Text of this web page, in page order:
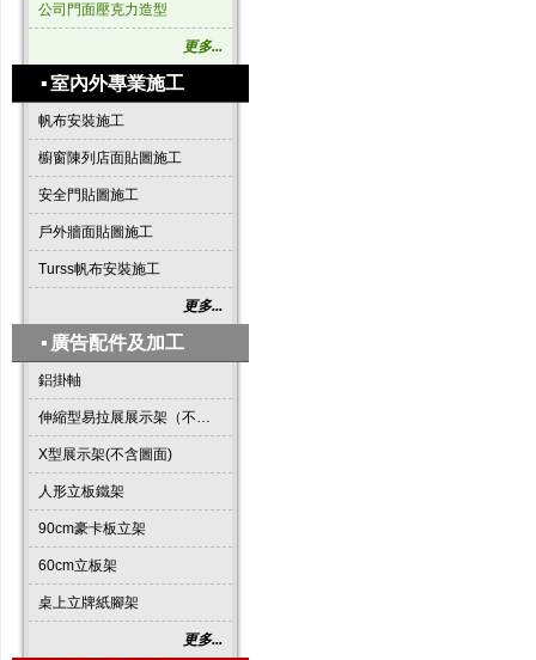
公司門面壓克力造型
更多...
▪室內外專業施工
帆布安裝施工
櫥窗陳列店面貼圖施工
安全門貼圖施工
戶外牆面貼圖施工
Turss帆布安裝施工
更多...
▪ 廣告配件及加工
鋁掛軸
伸縮型易拉展展示架（不含圖面）
X型展示架(不含圖面)
人形立板鐵架
90cm豪卡板立架
60cm立板架
桌上立牌紙腳架
更多...